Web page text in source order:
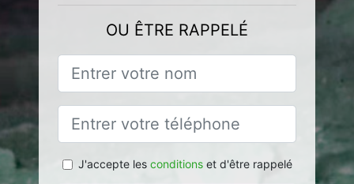
OU ÊTRE RAPPELÉ
J'accepte les conditionset d'être rappelé